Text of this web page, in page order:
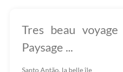
Tres beau
Paysage ...
Santo Antão, la belle île